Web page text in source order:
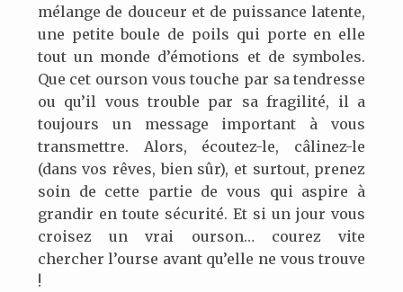
mélange de douceur et de puissance latente,
une petite boule de poils qui porte en elle
tout un monde d’émotions et de symboles.
Que cet ourson vous touche par sa tendresse
ou qu’il vous trouble par sa fragilité, il a
toujours un message important à vous
transmettre. Alors, écoutez-le, câlinez-le
(dans vos rêves, bien sûr), et surtout, prenez
soin de cette partie de vous qui aspire à
grandir en toute sécurité. Et si un jour vous
croisez un vrai ourson… courez vite
chercher l’ourse avant qu’elle ne vous trouve
!